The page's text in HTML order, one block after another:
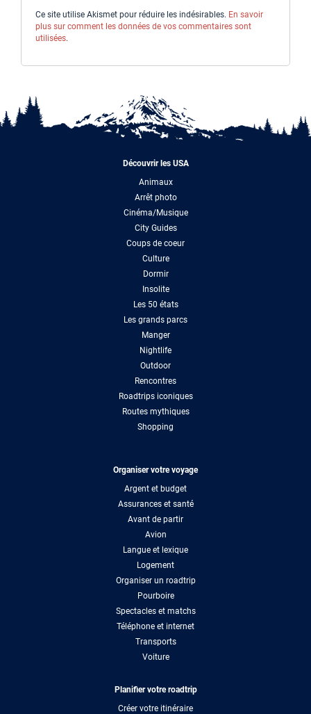
Ce site utilise Akismet pour réduire les indésirables. En savoir
plus sur comment les données de vos commentaires sont
utilisées.
Découvrir les USA
Animaux
Arrêt photo
Cinéma/Musique
City Guides
Coups de coeur
Culture
Dormir
Insolite
Les 50 états
Les grands parcs
Manger
Nightlife
Outdoor
Rencontres
Roadtrips iconiques
Routes mythiques
Shopping
Organiser votre voyage
Argent et budget
Assurances et santé
Avant de partir
Avion
Langue et lexique
Logement
Organiser un roadtrip
Pourboire
Spectacles et matchs
Téléphone et internet
Transports
Voiture
Planifier votre roadtrip
Créer votre itinéraire